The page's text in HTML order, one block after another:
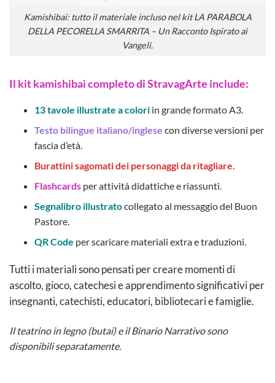
Kamishibai: tutto il materiale incluso nel kit LA PARABOLA
DELLA PECORELLA SMARRITA – Un Racconto Ispirato ai
Vangeli.
Il kit kamishibai completo di StravagArte include:
13 tavole illustrate a coloriin grande formato A3.
Testo bilingue italiano/inglese con diverse versioni per
fascia d’età.
Burattini sagomati dei personaggi da ritagliare.
Flashcardsper attività didattiche e riassunti.
Segnalibro illustratocollegato al messaggio del Buon
Pastore.
QR Code per scaricare materiali extra e traduzioni.
Tutti i materiali sono pensati per creare momenti di
ascolto, gioco, catechesi e apprendimento significativi per
insegnanti, catechisti, educatori, bibliotecari e famiglie.
Il teatrino in legno (butai) e il Binario Narrativo sono
disponibili separatamente.